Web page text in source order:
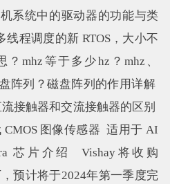
系统中的驱动器的功能与类
线程调度的新 RTOS，大小不
？mhz等于多少hz？mhz、
阵列？磁盘阵列的作用详解
接触器和交流接触器的区别
CMOS 图像传感器 适用于 AI
芯片介绍
Vishay将收购
预计将于2024年第一季度完